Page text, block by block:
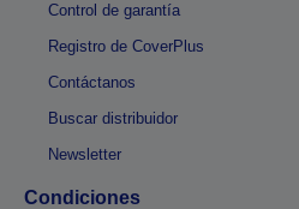
Control de garantía
Registro de CoverPlus
Contáctanos
Buscar distribuidor
Newsletter
Condiciones